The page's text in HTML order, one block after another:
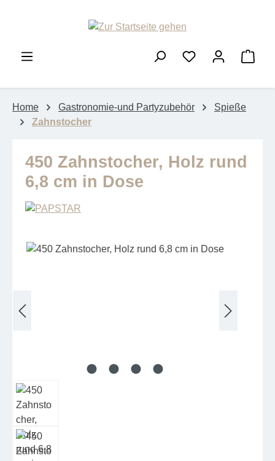
Home Gastronomie-und Partyzubehör
Spieße
Zahnstocher
450 Zahnstocher, Holz rund
6,8 cm in Dose
Bildergalerie überspringen